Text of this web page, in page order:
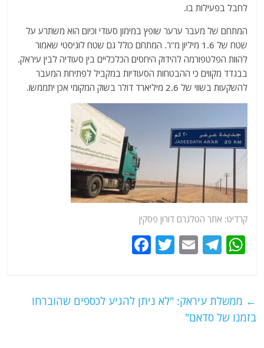
לחבל בפעילות בו.
המתחם של מעבר ערער שופץ במימון סעודי וכיום הוא משתרע על
שטח של 1.6 מיליון מ"ר. המתחם כולל גם שטח לוגיסטי שאמור
להוות הפלטפורמה להידוק היחסים הכלכליים בין סעודיה לבין עיראק.
בבגדד מקווים כי ההבטחות הסעודיות במקביל לפתיחת המעבר
להשקעות בשווי של 2.6 מיליארד דולר בשוק המקומי אכן יתממשו.
קרדיט: אתר הטלגרם דורון פסקין
W
s
A
T
g
ra
E
l
T
er
e ← ממשלת עיראק: "לא ניתן להגיע לכספים שהוברחו
בזמנו של סדאם"